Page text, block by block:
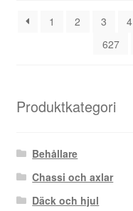
1
2 3 4
627
Produktkategori
Behållare
Chassi och axlar
Däck och hjul